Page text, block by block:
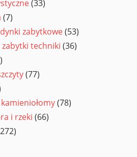
(33)
(7)
zabytkowe(53)
zabytki techniki (36)
(77)
(78)
i rzeki (66)